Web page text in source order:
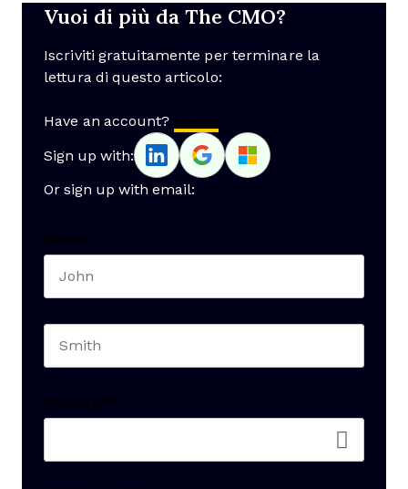
Vuoi di più da The CMO?
Iscriviti gratuitamente per terminare la
lettura di questo articolo:
Have an account? Log In
Sign up with:
Or sign up with email:
Name *
Seniority *